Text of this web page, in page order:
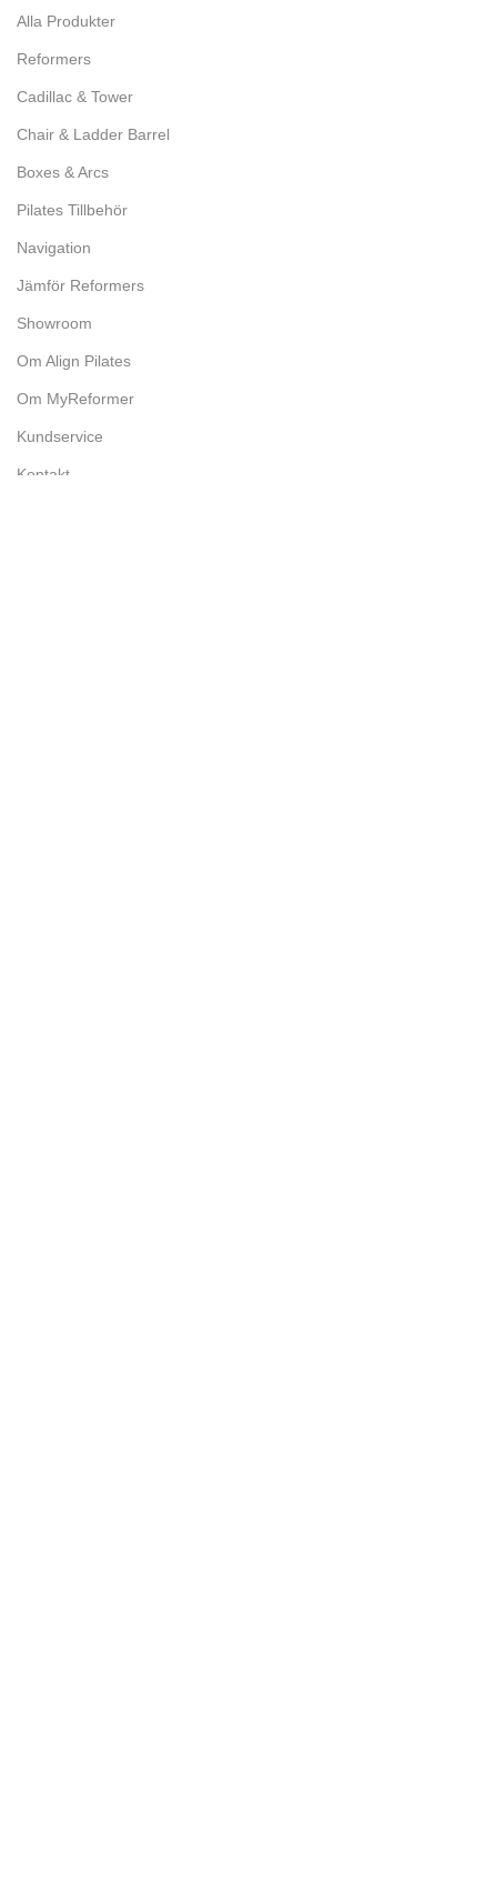
Alla Produkter
Reformers
Cadillac & Tower
Chair & Ladder Barrel
Boxes & Arcs
Pilates Tillbehör
Navigation
Jämför Reformers
Showroom
Om Align Pilates
Om MyReformer
Kundservice
Kontakt